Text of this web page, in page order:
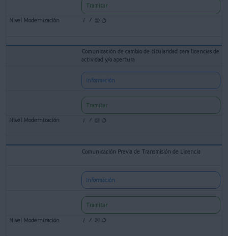
Tramitar
Comunicación de cambio de titularidad para licencias de
actividad y/o apertura
Información
Tramitar
Comunicación Previa de Transmisión de Licencia
Información
Tramitar